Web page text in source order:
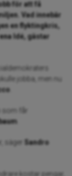
för att få
Vad innebär
en flyktingkris,
Idé, gästar
jobba, men nu
som får
säger Sandro
kostar pengar,